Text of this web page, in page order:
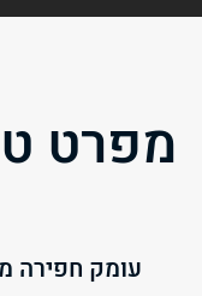
מפרט
עומק חפירה